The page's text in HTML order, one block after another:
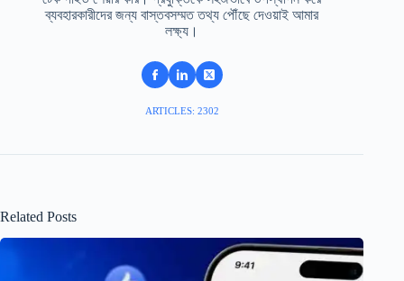
ব্যবহারকারীদের জন্য বাস্তবসম্মত তথ্য পৌঁছে দেওয়াই আমার
লক্ষ্য।
ARTICLES: 2302
Related Posts